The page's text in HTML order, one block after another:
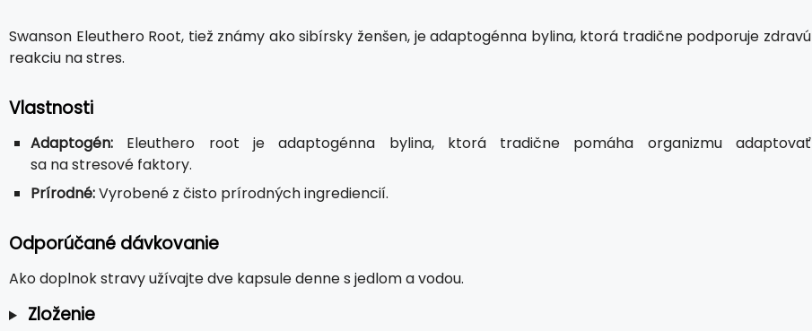
Swanson Eleuthero Root, tiež známy ako sibírsky ženšen, je adaptogénna bylina, ktorá tradične podporuje zdravú
reakciu na stres.
Vlastnosti
Adaptogén: Eleuthero root je adaptogénna bylina, ktorá tradične pomáha organizmu adaptovať
sa na stresové faktory.
Prírodné:Vyrobené z čisto prírodných ingrediencií.
Odporúčané dávkovanie
Ako doplnok stravy užívajte dve kapsule denne s jedlom a vodou.
Zloženie